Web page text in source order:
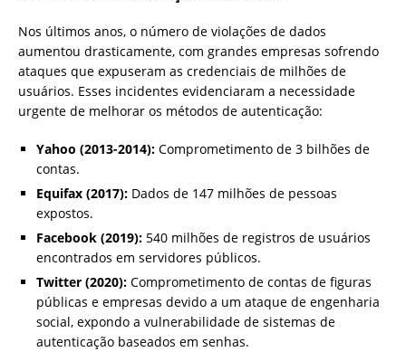
Nos últimos anos, o número de violações de dados
aumentou drasticamente, com grandes empresas sofrendo
ataques que expuseram as credenciais de milhões de
usuários. Esses incidentes evidenciaram a necessidade
urgente de melhorar os métodos de autenticação:
Yahoo (2013-2014): Comprometimento de 3 bilhões de
contas.
Equifax (2017): Dados de 147 milhões de pessoas
expostos.
Facebook (2019): 540 milhões de registros de usuários
encontrados em servidores públicos.
Twitter (2020): Comprometimento de contas de figuras
públicas e empresas devido a um ataque de engenharia
social, expondo a vulnerabilidade de sistemas de
autenticação baseados em senhas.